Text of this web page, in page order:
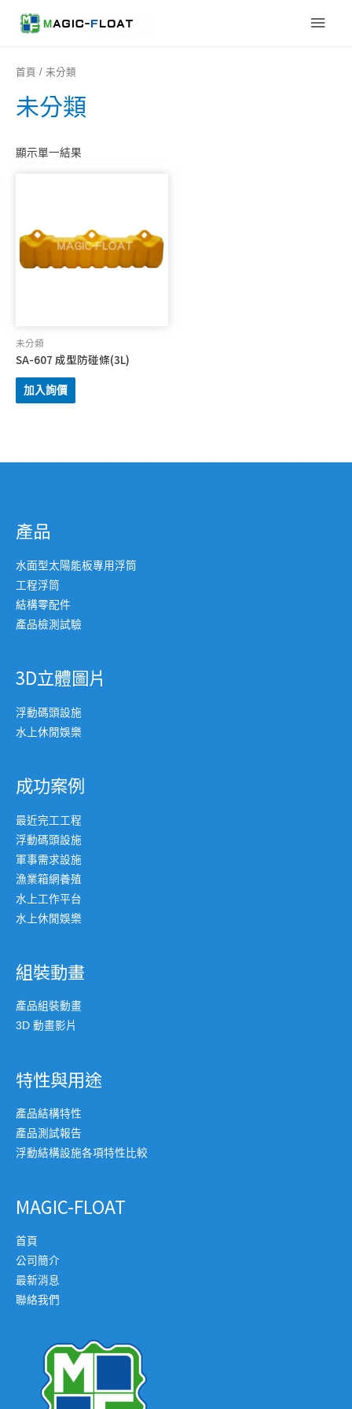
Main
首頁 / 未分類
未分類
顯示單一結果
未分類
SA-607 成型防碰條(3L)
加入詢價
產品
水面型太陽能板專用浮筒
工程浮筒
結構零配件
產品檢測試驗
3D立體圖片
浮動碼頭設施
水上休閒娛樂
成功案例
最近完工工程
浮動碼頭設施
軍事需求設施
漁業箱網養殖
水上工作平台
水上休閒娛樂
組裝動畫
產品組裝動畫
3D 動畫影片
特性與用途
產品結構特性
產品測試報告
浮動結構設施各項特性比較
MAGIC-FLOAT
首頁
公司簡介
最新消息
聯絡我們